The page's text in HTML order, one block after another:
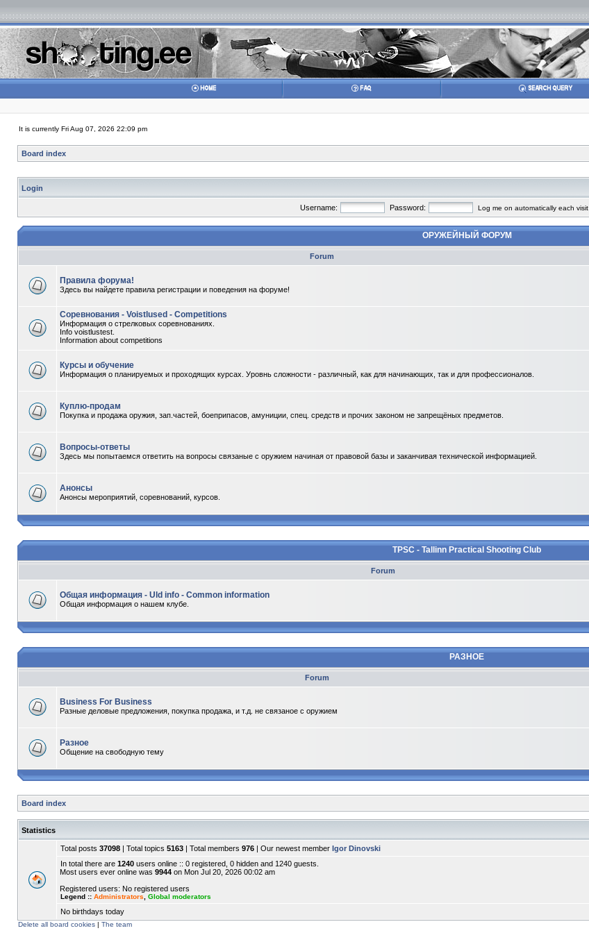
It is currently Fri Aug 07, 2026 22:09 pm
Board index
Login
Username: Password: Log me on automatically each visit
ОРУЖЕЙНЫЙ ФОРУМ
Forum
Правила форума!
Здесь вы найдете правила регистрации и поведения на форуме!
Соревнования - Voistlused - Competitions
Информация о стрелковых соревнованиях.
Info voistlustest.
Information about competitions
Курсы и обучение
Информация о планируемых и проходящих курсах. Уровнь сложности - различный, как для начинающих, так и для профессионалов.
Куплю-продам
Покупка и продажа оружия, зап.частей, боеприпасов, амуниции, спец. средств и прочих законом не запрещёных предметов.
Вопросы-ответы
Здесь мы попытаемся ответить на вопросы связаные с оружием начиная от правовой базы и заканчивая технической информацией.
Анонсы
Анонсы мероприятий, соревнований, курсов.
TPSC - Tallinn Practical Shooting Club
Forum
Общая информация - Uld info - Common information
Общая информация о нашем клубе.
РАЗНОЕ
Forum
Business For Business
Разные деловые предложения, покупка продажа, и т.д. не связаное с оружием
Разное
Общение на свободную тему
Board index
Statistics
Total posts 37098 | Total topics 5163 | Total members 976 | Our newest member Igor Dinovski
In total there are 1240 users online :: 0 registered, 0 hidden and 1240 guests.
Most users ever online was 9944 on Mon Jul 20, 2026 00:02 am
Registered users: No registered users
Legend :: Administrators Global moderators
No birthdays today
Delete all board cookies | The team